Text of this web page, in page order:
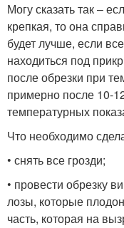
Могу сказать так –
крепкая, то она
будет лучше, если
находиться под
после обрезки при
примерно после 10-
температурных
Что необходимо
• снять все грозди;
• провести обрезку
лозы, которые
часть, которая на